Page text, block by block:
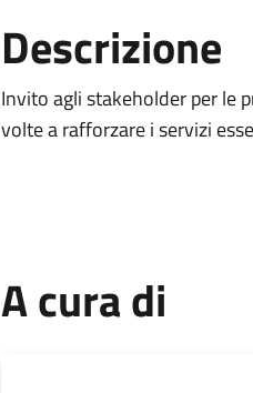
Descrizione
Invito agli stakeholder per le
volte a rafforzare i servizi
A cura di